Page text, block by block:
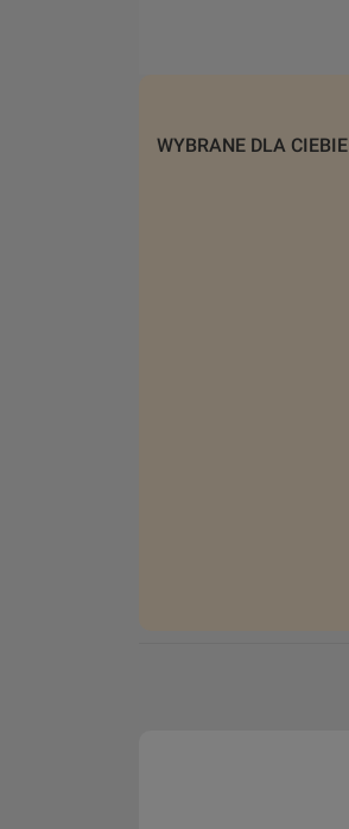
WYBRANE DLA CIEBIE